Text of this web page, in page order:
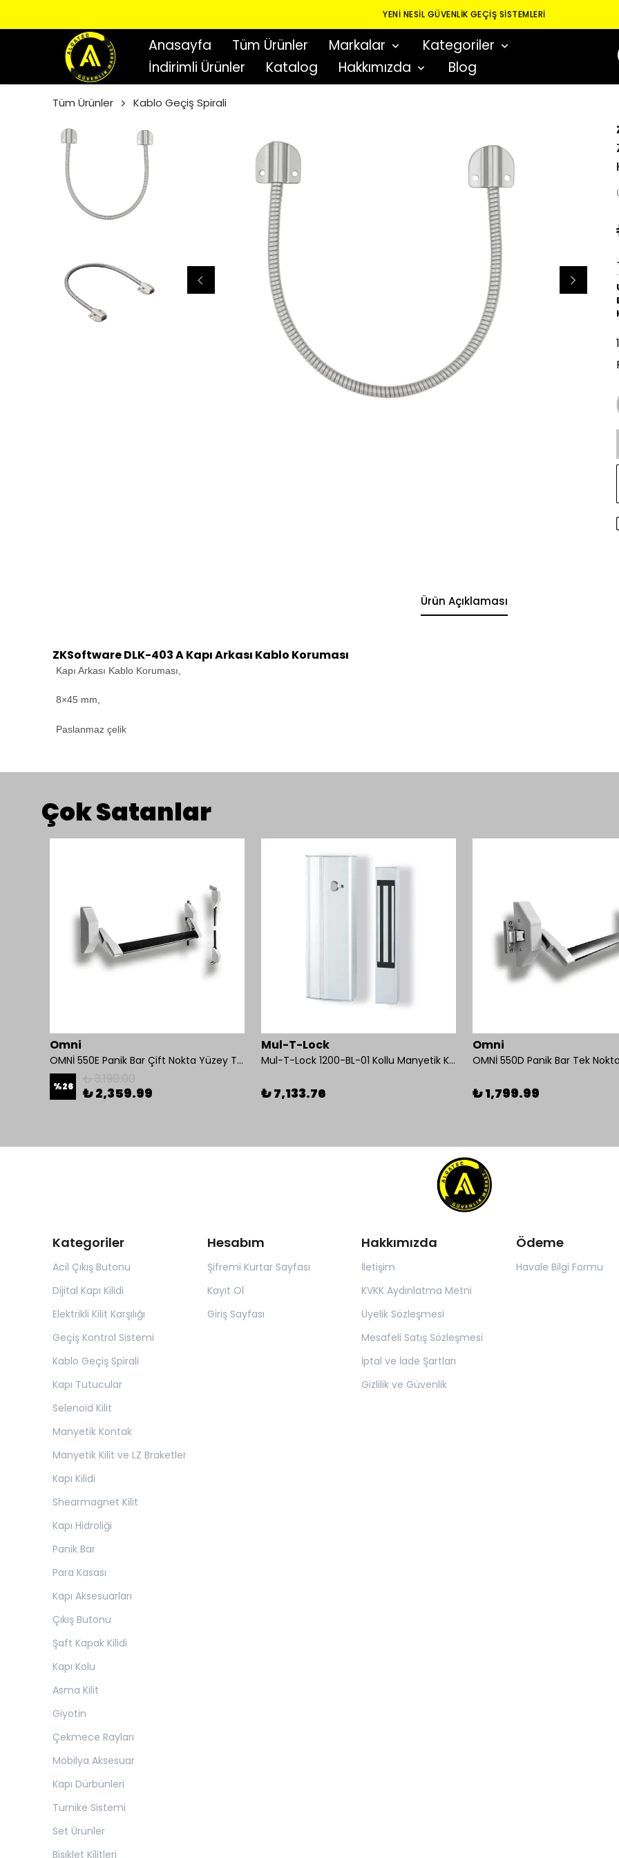
YENI NESIL GÜVENLIK GEÇIŞ SISTEMLERI
Anasayfa Tüm Ürünler Markalar
Kategoriler
İndirimli Ürünler
Katalog Hakkımızda Blog
Tüm Ürünler Kablo Geçiş Spirali
Ürün Açıklaması
ZKSoftware DLK-403 A Kapı Arkası Kablo Koruması
Kapı Arkası Kablo Koruması,
8×45 mm,
Paslanmaz çelik
Çok Satanlar
Omni
OMNİ 550E Panik Bar Çift Nokta Yüzey Tip
%26 ₺ 2,359.99
Mul-T-Lock
Mul-T-Lock 1200-BL-01 Kollu Manyetik Kilit 272 kg 600 Lbs
₺ 7,133.76
Omni
₺ 1,799.99
Kategoriler
Acil Çıkış Butonu
Dijital Kapı Kilidi
Elektrikli Kilit Karşılığı
Geçiş Kontrol Sistemi
Kablo Geçiş Spirali
Kapı Tutucular
Selenoid Kilit
Manyetik Kontak
Manyetik Kilit ve LZ Braketler
Kapı Kilidi
Shearmagnet Kilit
Kapı Hidroliği
Panik Bar
Para Kasası
Kapı Aksesuarları
Çıkış Butonu
Şaft Kapak Kilidi
Kapı Kolu
Asma Kilit
Giyotin
Çekmece Rayları
Mobilya Aksesuar
Kapı Dürbünleri
Turnike Sistemi
Set Ürünler
Bisiklet Kilitleri
Hesabım
Şifremi Kurtar Sayfası
Kayıt Ol
Giriş Sayfası
Hakkımızda
İletişim
KVKK Aydınlatma Metni
Üyelik Sözleşmesi
Mesafeli Satış Sözleşmesi
İptal ve İade Şartları
Gizlilik ve Güvenlik
Ödeme
Havale Bilgi Formu